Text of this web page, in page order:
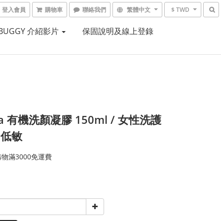
登入會員 購物車 聯絡我們 繁體中文 $ TWD
介紹影片 保固說明及線上登錄
有機洗顏凝膠 150ml / 女性洗護
敏
滿3000免運費